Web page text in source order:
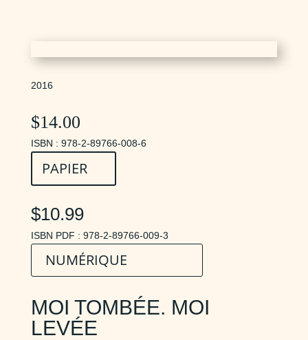
2016
$14.00
ISBN : 978-2-89766-008-6
PAPIER
$10.99
ISBN PDF : 978-2-89766-009-3
NUMÉRIQUE
MOI TOMBÉE. MOI
LEVÉE